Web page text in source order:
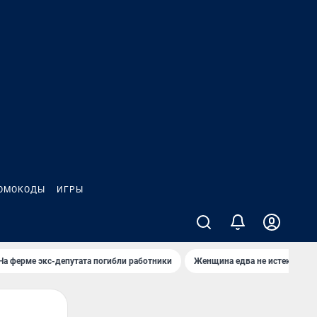
ИГРЫ
ферме экс-депутата погибли работники Женщина едва не истекла